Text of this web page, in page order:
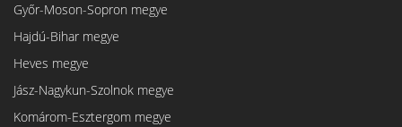
Győr-Moson-Sopron megye
Hajdú-Bihar megye
Heves megye
Jász-Nagykun-Szolnok megye
Komárom-Esztergom megye